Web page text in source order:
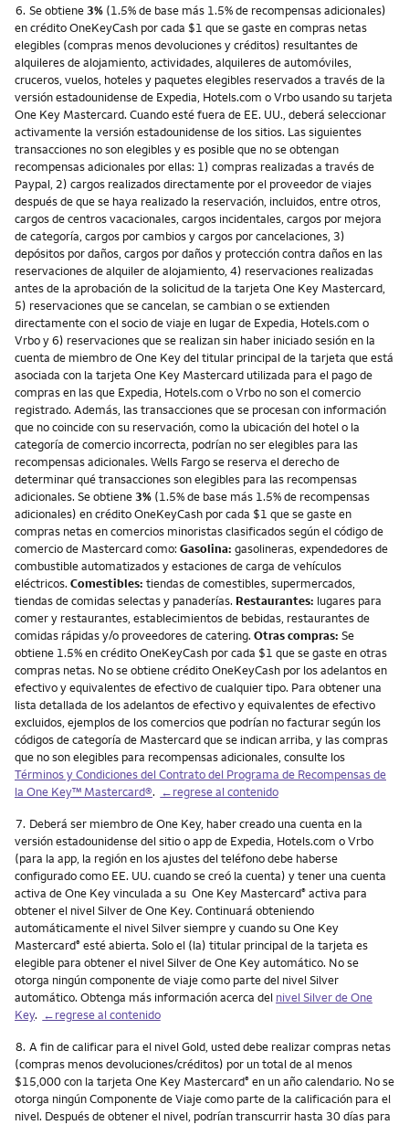
Nota
6. Se obtiene 3% (1.5% de base más 1.5% de recompensas adicionales)
en crédito OneKeyCash por cada $1 que se gaste en compras netas
elegibles (compras menos devoluciones y créditos) resultantes de
alquileres de alojamiento, actividades, alquileres de automóviles,
cruceros, vuelos, hoteles y paquetes elegibles reservados a través de la
versión estadounidense de Expedia, Hotels.com o Vrbo usando su tarjeta
One Key Mastercard. Cuando esté fuera de EE. UU., deberá seleccionar
activamente la versión estadounidense de los sitios. Las siguientes
transacciones no son elegibles y es posible que no se obtengan
recompensas adicionales por ellas: 1) compras realizadas a través de
Paypal, 2) cargos realizados directamente por el proveedor de viajes
después de que se haya realizado la reservación, incluidos, entre otros,
cargos de centros vacacionales, cargos incidentales, cargos por mejora
de categoría, cargos por cambios y cargos por cancelaciones, 3)
depósitos por daños, cargos por daños y protección contra daños en las
reservaciones de alquiler de alojamiento, 4) reservaciones realizadas
antes de la aprobación de la solicitud de la tarjeta One Key Mastercard,
5) reservaciones que se cancelan, se cambian o se extienden
directamente con el socio de viaje en lugar de Expedia, Hotels.com o
Vrbo y 6) reservaciones que se realizan sin haber iniciado sesión en la
cuenta de miembro de One Key del titular principal de la tarjeta que está
asociada con la tarjeta One Key Mastercard utilizada para el pago de
compras en las que Expedia, Hotels.com o Vrbo no son el comercio
registrado. Además, las transacciones que se procesan con información
que no coincide con su reservación, como la ubicación del hotel o la
categoría de comercio incorrecta, podrían no ser elegibles para las
recompensas adicionales. Wells Fargo se reserva el derecho de
determinar qué transacciones son elegibles para las recompensas
adicionales. Se obtiene 3% (1.5% de base más 1.5% de recompensas
adicionales) en crédito OneKeyCash por cada $1 que se gaste en
compras netas en comercios minoristas clasificados según el código de
comercio de Mastercard como: Gasolina: gasolineras, expendedores de
combustible automatizados y estaciones de carga de vehículos
eléctricos. Comestibles: tiendas de comestibles, supermercados,
tiendas de comidas selectas y panaderías. Restaurantes: lugares para
comer y restaurantes, establecimientos de bebidas, restaurantes de
comidas rápidas y/o proveedores de catering. Otras compras: Se
obtiene 1.5% en crédito OneKeyCash por cada $1 que se gaste en otras
compras netas. No se obtiene crédito OneKeyCash por los adelantos en
efectivo y equivalentes de efectivo de cualquier tipo. Para obtener una
lista detallada de los adelantos de efectivo y equivalentes de efectivo
excluidos, ejemplos de los comercios que podrían no facturar según los
códigos de categoría de Mastercard que se indican arriba, y las compras
que no son elegibles para recompensas adicionales, consulte los
Términos y Condiciones del Contrato del Programa de Recompensas de
la One Key™ Mastercard®. ←regrese al contenido
Nota
7. Deberá ser miembro de One Key, haber creado una cuenta en la
versión estadounidense del sitio o app de Expedia, Hotels.com o Vrbo
(para la app, la región en los ajustes del teléfono debe haberse
configurado como EE. UU. cuando se creó la cuenta) y tener una cuenta
activa de One Key vinculada a su One Key Mastercard® activa para
obtener el nivel Silver de One Key. Continuará obteniendo
automáticamente el nivel Silver siempre y cuando su One Key
Mastercard® esté abierta. Solo el (la) titular principal de la tarjeta es
elegible para obtener el nivel Silver de One Key automático. No se
otorga ningún componente de viaje como parte del nivel Silver
automático. Obtenga más información acerca del nivel Silver de One
Key. ←regrese al contenido
Nota
8. A fin de calificar para el nivel Gold, usted debe realizar compras netas
(compras menos devoluciones/créditos) por un total de al menos
$15,000 con la tarjeta One Key Mastercard® en un año calendario. No se
otorga ningún Componente de Viaje como parte de la calificación para el
nivel. Después de obtener el nivel, podrían transcurrir hasta 30 días para